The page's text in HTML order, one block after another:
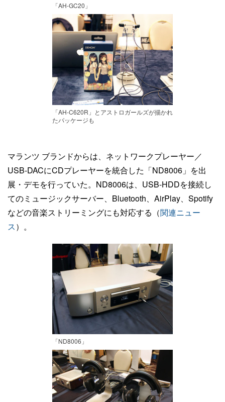
「AH-GC20」
「AH-C620R」とアストロガールズが描かれ
たパッケージも
マランツ ブランドからは、ネットワークプレーヤー／
USB-DACにCDプレーヤーを統合した「ND8006」を出
展・デモを行っていた。ND8006は、USB-HDDを接続し
てのミュージックサーバー、Bluetooth、AirPlay、Spotify
などの音楽ストリーミングにも対応する（関連ニュー
ス）。
「ND8006」